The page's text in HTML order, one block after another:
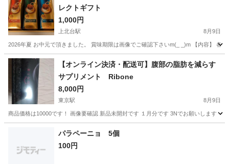
レクトギフト
1,000円
上北台駅 8月9日
2026年夏 お中元で頂きました。 賞味期限は画像でご確認下さいm(_ _)m 【内容】 各
東京 東大和市 上北台駅 食品 ドリップコーヒー
【オンライン決済・配送可】腹部の脂肪を減らす
サプリメント Ribone
8,000円
東京駅 8月9日
商品価格は10000です！ 画像要確認 新品未開封です １月分です 3Nでお願いします
東京駅 サプリメント
パラペーニョ 5個
100円